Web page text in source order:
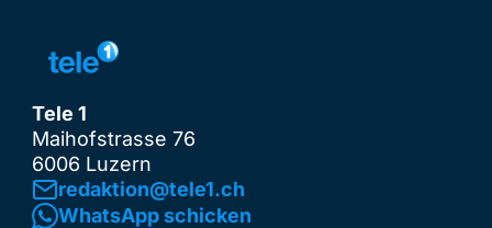
Tele 1
Maihofstrasse 76
6006 Luzern
redaktion@tele1.ch
WhatsApp schicken